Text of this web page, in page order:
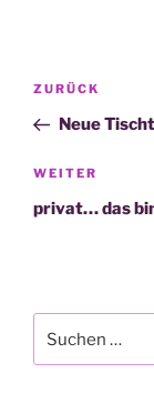
Vorheriger
Beitrag
ZURÜCK
Neue
Nächster
Beitrag
WEITER
privat… das
nach: